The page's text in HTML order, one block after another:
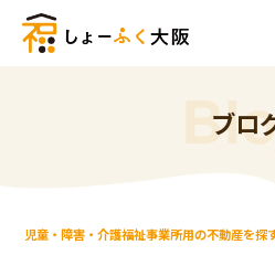
ブロ
児童・障害・介護福祉事業所用の不動産を探